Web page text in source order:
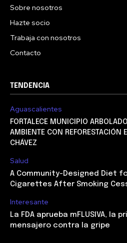
Sobre nosotros
Hazte socio
Trabaja con nosotros
Contacto
TENDENCIA
Aguascalientes
FORTALECE MUNICIPIO
AMBIENTE CON REFORESTACIÓN
CHÁVEZ
Salud
A Community-Designed Diet
Cigarettes After Smoking
Interesante
La FDA aprueba mFLUSIVA, la
mensajero contra la gripe